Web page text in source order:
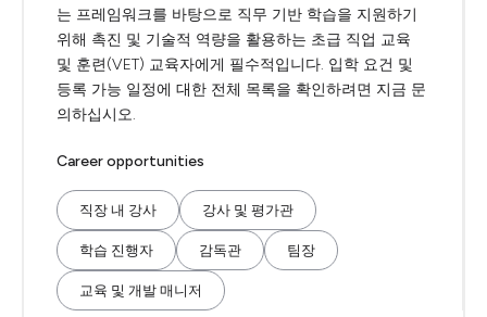
는 프레임워크를 바탕으로 직무 기반 학습을 지원하기
위해 촉진 및 기술적 역량을 활용하는 초급 직업 교육
및 훈련(VET) 교육자에게 필수적입니다. 입학 요건 및
등록 가능 일정에 대한 전체 목록을 확인하려면 지금 문
의하십시오.
Career opportunities
직장 내 강사 강사 및 평가관
학습 진행자 감독관 팀장
교육 및 개발 매니저